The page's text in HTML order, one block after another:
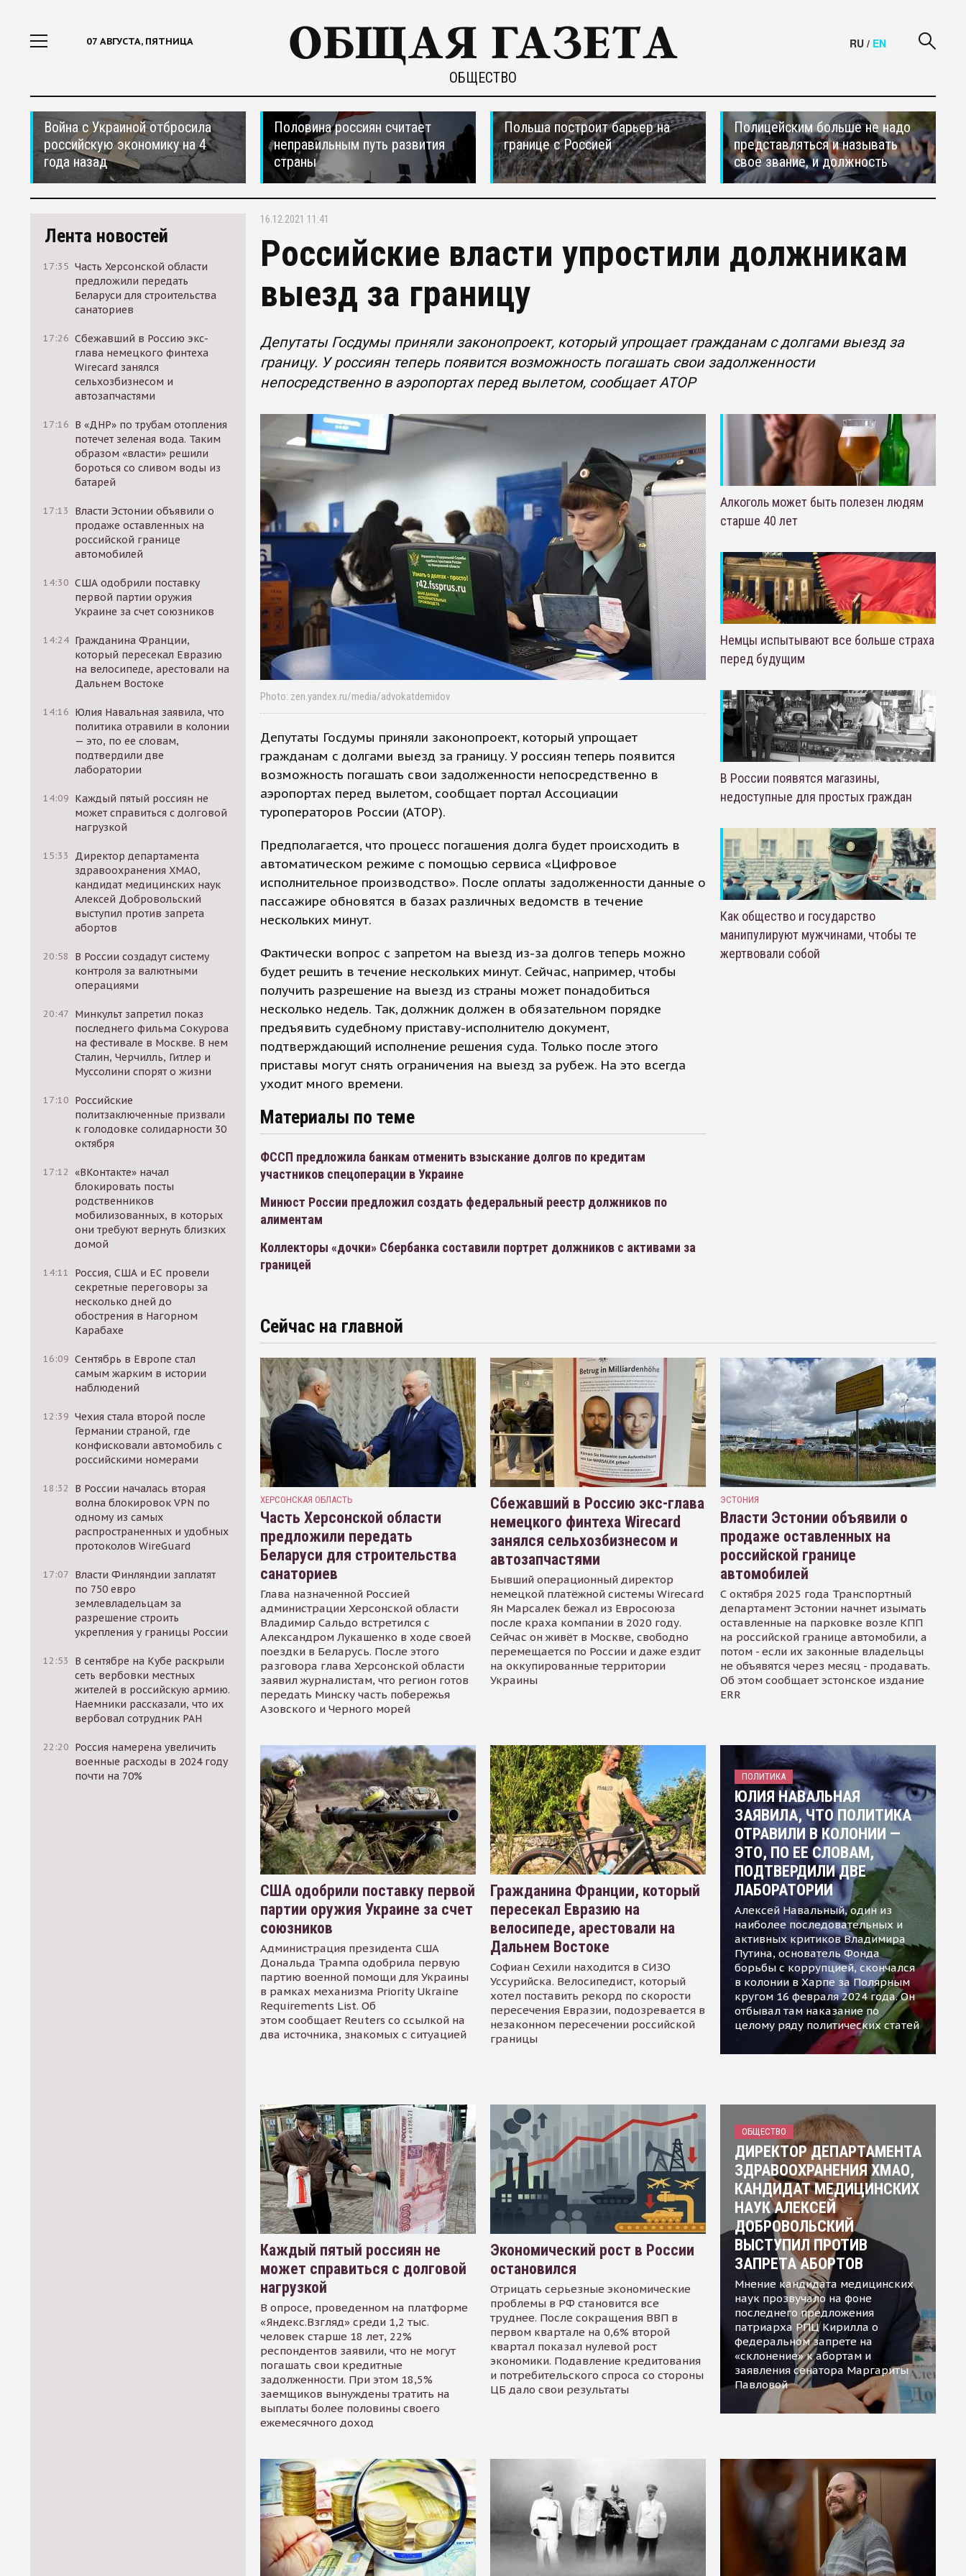
07 АВГУСТА, ПЯТНИЦА
ОБЩЕСТВО
RU / EN
Война с Украиной отбросила
российскую экономику на 4
года назад
Половина россиян считает
неправильным путь развития
страны
Польша построит барьер на
границе с Россией
Полицейским больше не надо
представляться и называть
свое звание, и должность
Лента новостей
17:35 Часть Херсонской области
предложили передать
Беларуси для строительства
санаториев
17:26 Сбежавший в Россию экс-
глава немецкого финтеха
Wirecard занялся
сельхозбизнесом и
автозапчастями
17:16 В «ДНР» по трубам отопления
потечет зеленая вода. Таким
образом «власти» решили
бороться со сливом воды из
батарей
17:13
Власти Эстонии объявили о
продаже оставленных на
российской границе
автомобилей
14:30 США одобрили поставку
первой партии оружия
Украине за счет союзников
14:24 Гражданина Франции,
который пересекал Евразию
на велосипеде, арестовали на
Дальнем Востоке
14:16 Юлия Навальная заявила, что
политика отравили в колонии
— это, по ее словам,
подтвердили две
лаборатории
14:09 Каждый пятый россиян не
может справиться с долговой
нагрузкой
15:33
Директор департамента
здравоохранения ХМАО,
кандидат медицинских наук
Алексей Добровольский
выступил против запрета
абортов
20:58
В России создадут систему
контроля за валютными
операциями
20:47 Минкульт запретил показ
последнего фильма Сокурова
на фестивале в Москве. В нем
Сталин, Черчилль, Гитлер и
Муссолини спорят о жизни
17:10 Российские
политзаключенные призвали
к голодовке солидарности 30
октября
17:12 «ВКонтакте» начал
блокировать посты
родственников
мобилизованных, в которых
они требуют вернуть близких
домой
14:11
Россия, США и ЕС провели
секретные переговоры за
несколько дней до
обострения в Нагорном
Карабахе
16:09 Сентябрь в Европе стал
самым жарким в истории
наблюдений
12:39 Чехия стала второй после
Германии страной, где
конфисковали автомобиль с
российскими номерами
18:32
В России началась вторая
волна блокировок VPN по
одному из самых
распространенных и удобных
протоколов WireGuard
17:07 Власти Финляндии заплатят
по 750 евро
землевладельцам за
разрешение строить
укрепления у границы России
12:53
В сентябре на Кубе раскрыли
сеть вербовки местных
жителей в российскую армию.
Наемники рассказали, что их
вербовал сотрудник РАН
22:20 Россия намерена увеличить
военные расходы в 2024 году
почти на 70%
16.12.2021 11:41
Российские власти упростили должникам
выезд за границу
Депутаты Госдумы приняли законопроект, который упрощает гражданам с долгами выезд за
границу. У россиян теперь появится возможность погашать свои задолженности
непосредственно в аэропортах перед вылетом, сообщает АТОР
Photo: zen.yandex.ru/media/advokatdemidov
Депутаты Госдумы приняли законопроект, который упрощает
гражданам с долгами выезд за границу. У россиян теперь появится
возможность погашать свои задолженности непосредственно в
аэропортах перед вылетом, сообщает портал Ассоциации
туроператоров России (АТОР).
Предполагается, что процесс погашения долга будет происходить в
автоматическом режиме с помощью сервиса «Цифровое
исполнительное производство». После оплаты задолженности данные о
пассажире обновятся в базах различных ведомств в течение
нескольких минут.
Фактически вопрос с запретом на выезд из-за долгов теперь можно
будет решить в течение нескольких минут. Сейчас, например, чтобы
получить разрешение на выезд из страны может понадобиться
несколько недель. Так, должник должен в обязательном порядке
предъявить судебному приставу-исполнителю документ,
подтверждающий исполнение решения суда. Только после этого
приставы могут снять ограничения на выезд за рубеж. На это всегда
уходит много времени.
Материалы по теме
ФССП предложила банкам отменить взыскание долгов по кредитам
участников спецоперации в Украине
Минюст России предложил создать федеральный реестр должников по
алиментам
Коллекторы «дочки» Сбербанка составили портрет должников с активами за
границей
Алкоголь может быть полезен людям
старше 40 лет
Немцы испытывают все больше страха
перед будущим
В России появятся магазины,
недоступные для простых граждан
Как общество и государство
манипулируют мужчинами, чтобы те
жертвовали собой
Сейчас на главной
ХЕРСОНСКАЯ ОБЛАСТЬ
Часть Херсонской области
предложили передать
Беларуси для строительства
санаториев
Глава назначенной Россией
администрации Херсонской области
Владимир Сальдо встретился с
Александром Лукашенко в ходе своей
поездки в Беларусь. После этого
разговора глава Херсонской области
заявил журналистам, что регион готов
передать Минску часть побережья
Азовского и Черного морей
Сбежавший в Россию экс-глава
немецкого финтеха Wirecard
занялся сельхозбизнесом и
автозапчастями
Бывший операционный директор
немецкой платёжной системы Wirecard
Ян Марсалек бежал из Евросоюза
после краха компании в 2020 году.
Сейчас он живёт в Москве, свободно
перемещается по России и даже ездит
на оккупированные территории
Украины
ЭСТОНИЯ
Власти Эстонии объявили о
продаже оставленных на
российской границе
автомобилей
С октября 2025 года Транспортный
департамент Эстонии начнет изымать
оставленные на парковке возле КПП
на российской границе автомобили, а
потом - если их законные владельцы
не объявятся через месяц - продавать.
Об этом сообщает эстонское издание
ERR
США одобрили поставку первой
партии оружия Украине за счет
союзников
Администрация президента США
Дональда Трампа одобрила первую
партию военной помощи для Украины
в рамках механизма Priority Ukraine
Requirements List. Об
этом сообщает Reuters со ссылкой на
два источника, знакомых с ситуацией
Гражданина Франции, который
пересекал Евразию на
велосипеде, арестовали на
Дальнем Востоке
Софиан Сехили находится в СИЗО
Уссурийска. Велосипедист, который
хотел поставить рекорд по скорости
пересечения Евразии, подозревается в
незаконном пересечении российской
границы
ПОЛИТИКА
ЮЛИЯ НАВАЛЬНАЯ
ЗАЯВИЛА, ЧТО ПОЛИТИКА
ОТРАВИЛИ В КОЛОНИИ —
ЭТО, ПО ЕЕ СЛОВАМ,
ПОДТВЕРДИЛИ ДВЕ
ЛАБОРАТОРИИ
Алексей Навальный, один из
наиболее последовательных и
активных критиков Владимира
Путина, основатель Фонда
борьбы с коррупцией, скончался
в колонии в Харпе за Полярным
кругом 16 февраля 2024 года. Он
отбывал там наказание по
целому ряду политических статей
Каждый пятый россиян не
может справиться с долговой
нагрузкой
В опросе, проведенном на платформе
«Яндекс.Взгляд» среди 1,2 тыс.
человек старше 18 лет, 22%
респондентов заявили, что не могут
погашать свои кредитные
задолженности. При этом 18,5%
заемщиков вынуждены тратить на
выплаты более половины своего
ежемесячного доход
Экономический рост в России
остановился
Отрицать серьезные экономические
проблемы в РФ становится все
труднее. После сокращения ВВП в
первом квартале на 0,6% второй
квартал показал нулевой рост
экономики. Подавление кредитования
и потребительского спроса со стороны
ЦБ дало свои результаты
ОБЩЕСТВО
ДИРЕКТОР ДЕПАРТАМЕНТА
ЗДРАВООХРАНЕНИЯ ХМАО,
КАНДИДАТ МЕДИЦИНСКИХ
НАУК АЛЕКСЕЙ
ДОБРОВОЛЬСКИЙ
ВЫСТУПИЛ ПРОТИВ
ЗАПРЕТА АБОРТОВ
Мнение кандидата медицинских
наук прозвучало на фоне
последнего предложения
патриарха РПЦ Кирилла о
федеральном запрете на
«склонение» к абортам и
заявления сенатора Маргариты
Павловой